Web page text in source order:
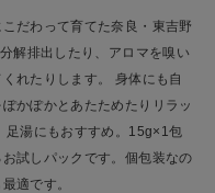
だわって育てた奈良・東吉野
解排出したり、アロマを嗅い
れたりします。 身体にも自
かぽかとあたためたりリラッ
足湯にもおすすめ。15g×1包
試しパックです。個包装なの
適です。